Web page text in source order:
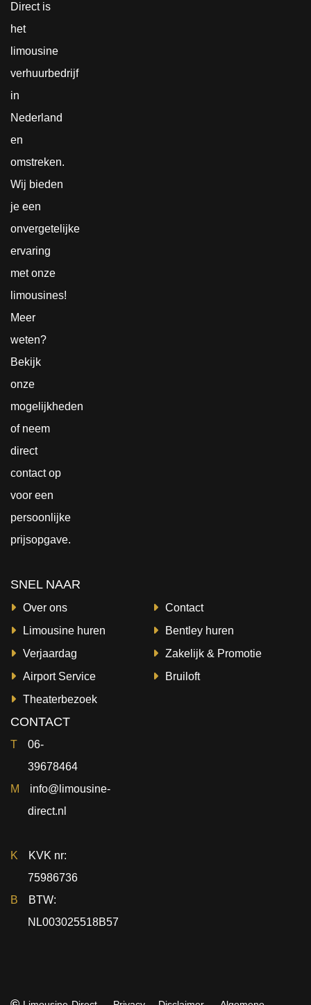
info@limousine-direct.nl
Direct is
het
limousine
verhuurbedrijf
in
Nederland
en
omstreken.
Wij bieden
je een
onvergetelijke
ervaring
met onze
limousines!
Meer
weten?
Bekijk
onze
mogelijkheden
of neem
direct
contactop
voor een
persoonlijke
prijsopgave.
SNEL NAAR
Over ons
Contact
Limousine huren
Bentley huren
Verjaardag
Zakelijk & Promotie
Airport Service
Bruiloft
Theaterbezoek
CONTACT
T
06-
39678464
M
info@limousine-
direct.nl
K
KVK nr:
75986736
B
BTW:
NL003025518B57